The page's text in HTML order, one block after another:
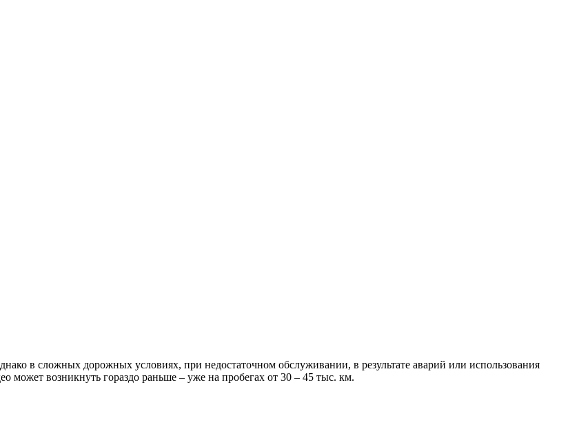
в сложных дорожных условиях, при недостаточном обслуживании, в результате аварий или использования
может возникнуть гораздо раньше – уже на пробегах от 30 – 45 тыс. км.